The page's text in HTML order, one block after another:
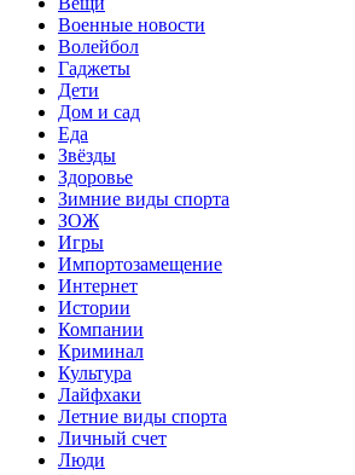
Военные новости
Волейбол
Гаджеты
Дети
Дом и сад
Еда
Звёзды
Здоровье
Зимние виды спорта
ЗОЖ
Игры
Импортозамещение
Интернет
Истории
Компании
Криминал
Культура
Лайфхаки
Летние виды спорта
Личный счет
Люди